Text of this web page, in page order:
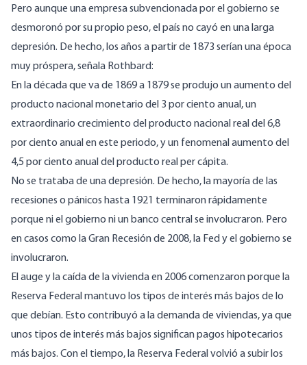
Pero aunque una empresa subvencionada por el gobierno se
desmoronó por su propio peso, el país no cayó en una larga
depresión. De hecho, los años a partir de 1873 serían una época
muy próspera, señala Rothbard:
En la década que va de 1869 a 1879 se produjo un aumento del
producto nacional monetario del 3 por ciento anual, un
extraordinario crecimiento del producto nacional real del 6,8
por ciento anual en este periodo, y un fenomenal aumento del
4,5 por ciento anual del producto real per cápita.
No se trataba de una depresión. De hecho, la mayoría de las
recesiones o pánicos hasta 1921 terminaron rápidamente
porque ni el gobierno ni un banco central se involucraron. Pero
en casos como la Gran Recesión de 2008, la Fed y el gobierno se
involucraron.
El auge y la caída de la vivienda en 2006 comenzaron porque la
Reserva Federal mantuvo los tipos de interés más bajos de lo
que debían. Esto contribuyó a la demanda de viviendas, ya que
unos tipos de interés más bajos significan pagos hipotecarios
más bajos. Con el tiempo, la Reserva Federal volvió a subir los